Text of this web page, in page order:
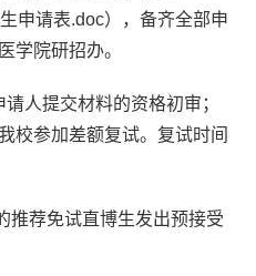
申请表.doc），备齐全部申
学院研招办。
人提交材料的资格初审；
校参加差额复试。复试时间
推荐免试直博生发出预接受